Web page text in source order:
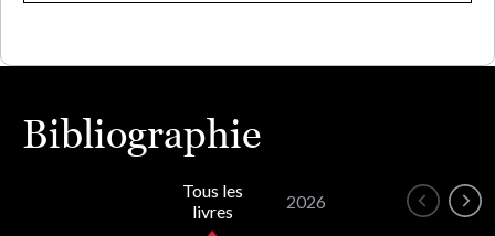
Bibliographie
Tous les
livres
2026